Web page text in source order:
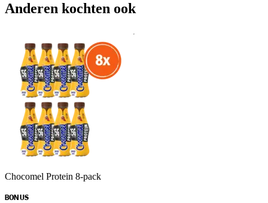
Anderen kochten ook
Chocomel Protein 8-pack
BONUS